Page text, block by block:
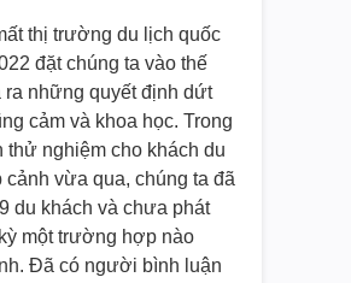
thị trường du lịch quốc
đặt chúng ta vào thế
ra những quyết định dứt
cảm và khoa học. Trong
thử nghiệm cho khách du
cảnh vừa qua, chúng ta đã
du khách và chưa phát
một trường hợp nào
Đã có người bình luận